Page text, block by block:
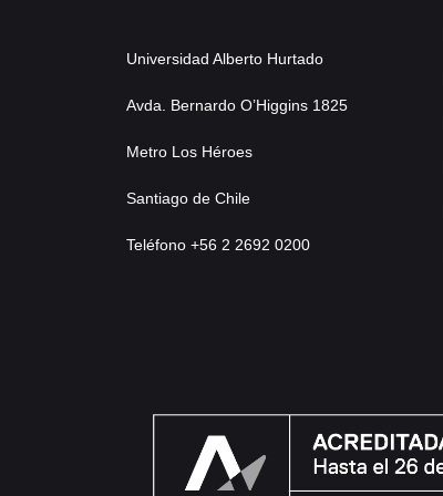
Universidad Alberto Hurtado
Avda. Bernardo O’Higgins 1825
Metro Los Héroes
Santiago de Chile
Teléfono +56 2 2692 0200